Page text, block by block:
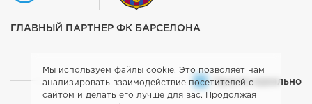
ГЛАВНЫЙ ПАРТНЕР ФК БАРСЕЛОНА
Просто идеально
Мы используем файлы cookie. Это позволяет нам
анализировать взаимодействие посетителей с
сайтом и делать его лучше для вас. Продолжая